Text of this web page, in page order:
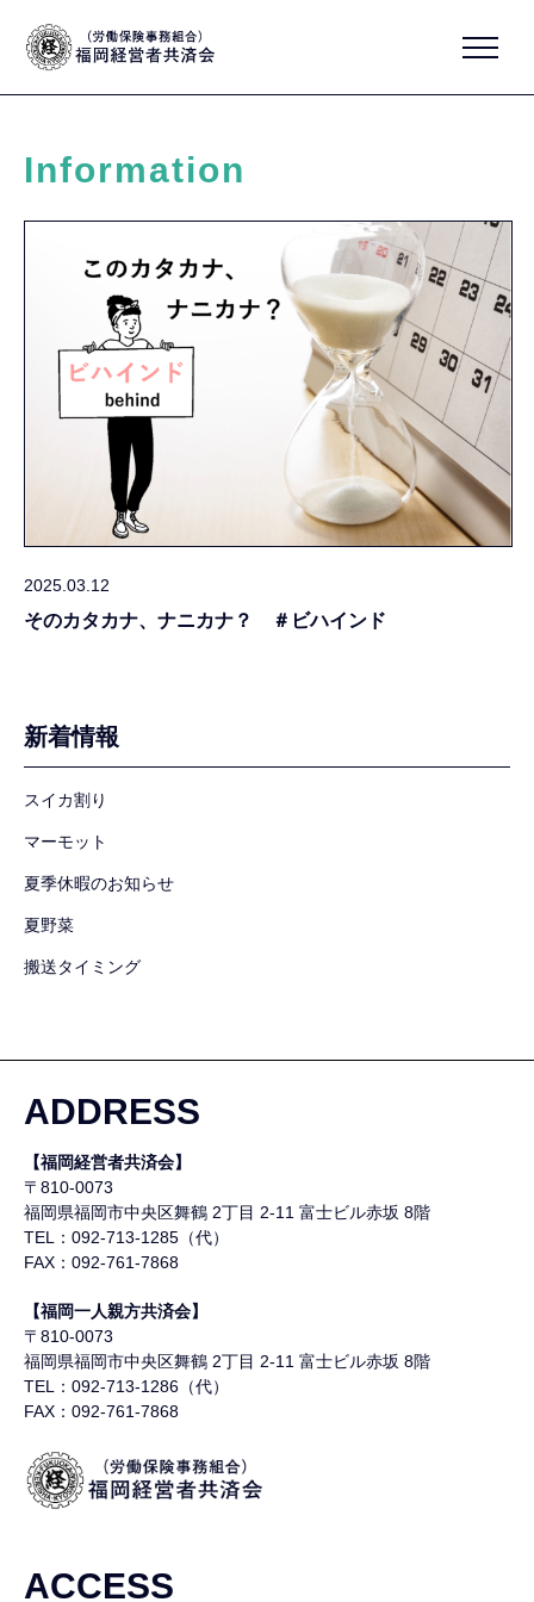
Information
2025.03.12
そのカタカナ、ナニカナ？ ＃ビハインド
新着情報
スイカ割り
マーモット
夏季休暇のお知らせ
夏野菜
搬送タイミング
ADDRESS
【福岡経営者共済会】
〒810-0073
福岡県福岡市中央区舞鶴 2丁目 2-11 富士ビル赤坂 8階
TEL：092-713-1285（代）
FAX：092-761-7868
【福岡一人親方共済会】
〒810-0073
福岡県福岡市中央区舞鶴 2丁目 2-11 富士ビル赤坂 8階
TEL：092-713-1286（代）
FAX：092-761-7868
ACCESS